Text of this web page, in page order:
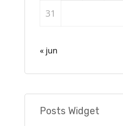
31
« jun
Posts Widget